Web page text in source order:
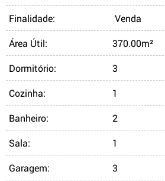
Finalidade:
Venda
Área Útil:
370.00m²
Dormitório:
3
Cozinha:
1
Banheiro:
2
Sala:
1
Garagem:
3